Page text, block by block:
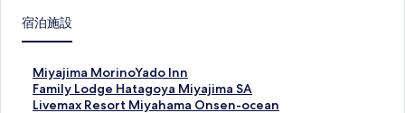
宿泊施設
Miyajima MorinoYado Inn
M
i
y
Family Lodge Hatagoya Miyajima SA
F
a
Livemax Resort Miyahama Onsen-ocean
L